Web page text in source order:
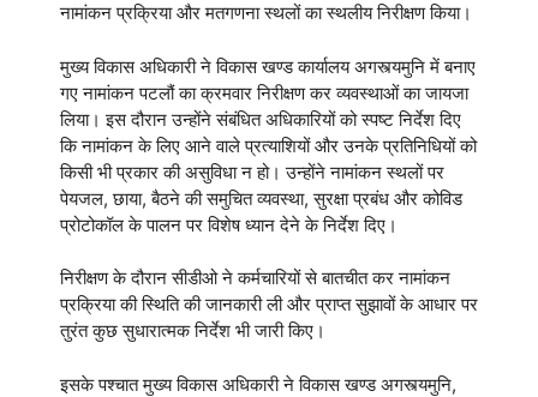
नामांकन प्रक्रिया और मतगणना स्थलों का स्थलीय निरीक्षण किया।
मुख्य विकास अधिकारी ने विकास खण्ड कार्यालय अगस्त्यमुनि में बनाए
गए नामांकन पटलौं का क्रमवार निरीक्षण कर व्यवस्थाओं का जायजा
लिया। इस दौरान उन्होंने संबंधित अधिकारियों को स्पष्ट निर्देश दिए
कि नामांकन के लिए आने वाले प्रत्याशियों और उनके प्रतिनिधियों को
किसी भी प्रकार की असुविधा न हो। उन्होंने नामांकन स्थलों पर
पेयजल, छाया, बैठने की समुचित व्यवस्था, सुरक्षा प्रबंध और कोविड
प्रोटोकॉल के पालन पर विशेष ध्यान देने के निर्देश दिए।
निरीक्षण के दौरान सीडीओ ने कर्मचारियों से बातचीत कर नामांकन
प्रक्रिया की स्थिति की जानकारी ली और प्राप्त सुझावों के आधार पर
तुरंत कुछ सुधारात्मक निर्देश भी जारी किए।
इसके पश्चात मुख्य विकास अधिकारी ने विकास खण्ड अगस्त्यमुनि,